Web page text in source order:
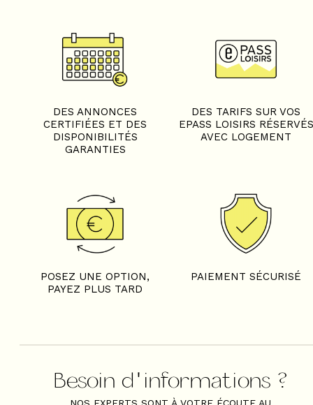
DES ANNONCES
CERTIFIÉES ET DES
DISPONIBILITÉS
GARANTIES
DES TARIFS SUR VOS
EPASS LOISIRS RÉSERVÉS
AVEC LOGEMENT
POSEZ UNE OPTION,
PAYEZ PLUS TARD
PAIEMENT SÉCURISÉ
Besoin d'informations ?
NOS EXPERTS SONT À VOTRE ÉCOUTE AU